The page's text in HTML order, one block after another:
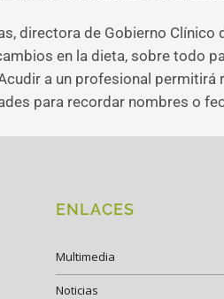
directora de Gobierno
en la dieta, sobre todo
a un profesional
para recordar nombres o
ENLACES
Multimedia
Noticias